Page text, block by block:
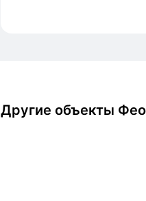
Другие объекты